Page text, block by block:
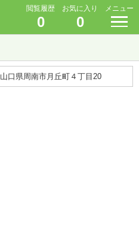
閲覧履歴
0
お気に入り
0
メニュー
山口県周南市月丘町４丁目20